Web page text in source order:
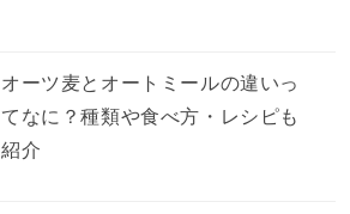
オーツ麦とオートミールの違いっ
てなに？種類や食べ方・レシピも
紹介